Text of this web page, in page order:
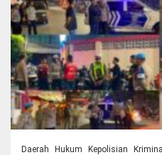
Daerah Hukum Kepolisian Kriminal